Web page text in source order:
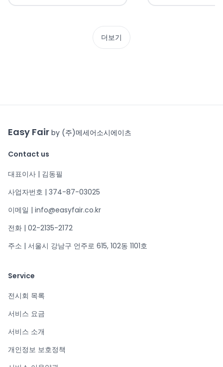
더보기
Easy Fair by (주)메세어소시에이츠
Contact us
대표이사 | 김동필
사업자번호 | 374-87-03025
이메일 | info@easyfair.co.kr
전화 | 02-2135-2172
주소 | 서울시 강남구 언주로 615, 102동 1101호
Service
전시회 목록
서비스 요금
서비스 소개
개인정보 보호정책